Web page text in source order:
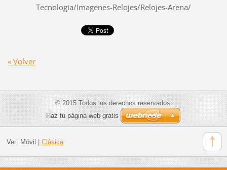
Tecnologia/Imagenes-Relojes/Relojes-Arena/
« Volver
© 2015 Todos los derechos reservados.
Haz tu página web gratis
Ver: Móvil Clásica